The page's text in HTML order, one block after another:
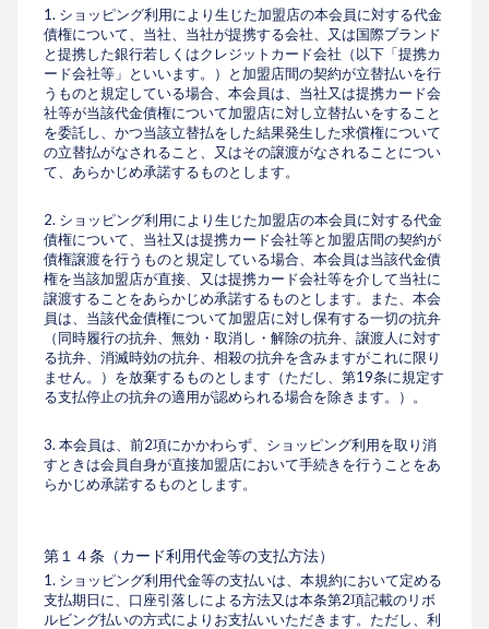
1. ショッピング利用により生じた加盟店の本会員に対する代金
債権について、当社、当社が提携する会社、又は国際ブランド
と提携した銀行若しくはクレジットカード会社（以下「提携カ
ード会社等」といいます。）と加盟店間の契約が立替払いを行
うものと規定している場合、本会員は、当社又は提携カード会
社等が当該代金債権について加盟店に対し立替払いをすること
を委託し、かつ当該立替払をした結果発生した求償権について
の立替払がなされること、又はその譲渡がなされることについ
て、あらかじめ承諾するものとします。
2. ショッピング利用により生じた加盟店の本会員に対する代金
債権について、当社又は提携カード会社等と加盟店間の契約が
債権譲渡を行うものと規定している場合、本会員は当該代金債
権を当該加盟店が直接、又は提携カード会社等を介して当社に
譲渡することをあらかじめ承諾するものとします。また、本会
員は、当該代金債権について加盟店に対し保有する一切の抗弁
（同時履行の抗弁、無効・取消し・解除の抗弁、譲渡人に対す
る抗弁、消滅時効の抗弁、相殺の抗弁を含みますがこれに限り
ません。）を放棄するものとします（ただし、第19条に規定す
る支払停止の抗弁の適用が認められる場合を除きます。）。
3. 本会員は、前2項にかかわらず、ショッピング利⽤を取り消
すときは会員⾃⾝が直接加盟店において⼿続きを⾏うことをあ
らかじめ承諾するものとします。
第１４条（カード利⽤代⾦等の⽀払⽅法）
1. ショッピング利用代金等の⽀払いは、本規約において定める
⽀払期⽇に、口座引落しによる方法又は本条第2項記載のリボ
ルビング払いの⽅式によりお⽀払いいただきます。ただし、利